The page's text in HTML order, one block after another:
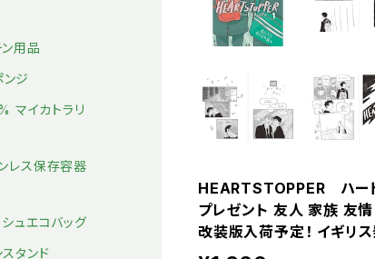
HEARTSTOPPER ハー
プレゼント 友人 家族 友
改装版入荷予定！ イギリ
用品
ジ
マイカトラリ
レス保存容器
ュエコバッグ
タンド